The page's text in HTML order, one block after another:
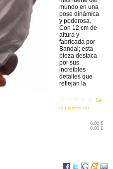
mundo en una
pose dinámica
y poderosa.
Con 12 cm de
altura y
fabricada por
Bandai; esta
pieza destaca
por sus
increíbles
detalles que
reflejan la
Sé
el primero en
0.00 $
0.00 £